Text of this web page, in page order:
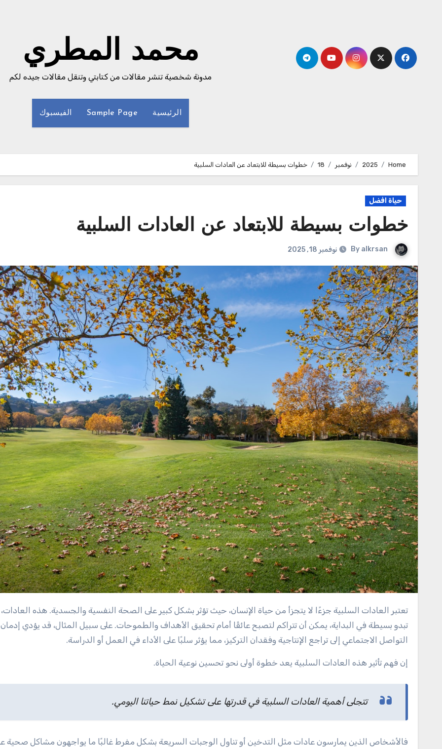
محمد المطري
مدونة شخصية تنشر مقالات من كتابتي وتنقل مقالات جيده لكم
الرئيسية Sample Page الفيسبوك
Home
2025 نوفمبر 18 خطوات بسيطة للابتعاد عن العادات السلبية
حياة افضل
خطوات بسيطة للابتعاد عن العادات السلبية
By alkrsan نوفمبر 18, 2025
تعتبر العادات السلبية جزءًا لا يتجزأ من حياة الإنسان، حيث تؤثر بشكل كبير على الصحة النفسية والجسدية. هذه العادات، التي قد
تبدو بسيطة في البداية، يمكن أن تتراكم لتصبح عائقًا أمام تحقيق الأهداف والطموحات. على سبيل المثال، قد يؤدي
التواصل الاجتماعي إلى تراجع الإنتاجية وفقدان التركيز، مما يؤثر سلبًا على الأداء في العمل أو الدراسة.
إن فهم تأثير هذه العادات السلبية يعد خطوة أولى نحو تحسين نوعية الحياة.
تتجلى أهمية العادات السلبية في قدرتها على تشكيل نمط حياتنا اليومي.
فالأشخاص الذين يمارسون عادات مثل التدخين أو تناول الوجبات السريعة بشكل مفرط غالبًا ما يواجهون مشاكل صحية